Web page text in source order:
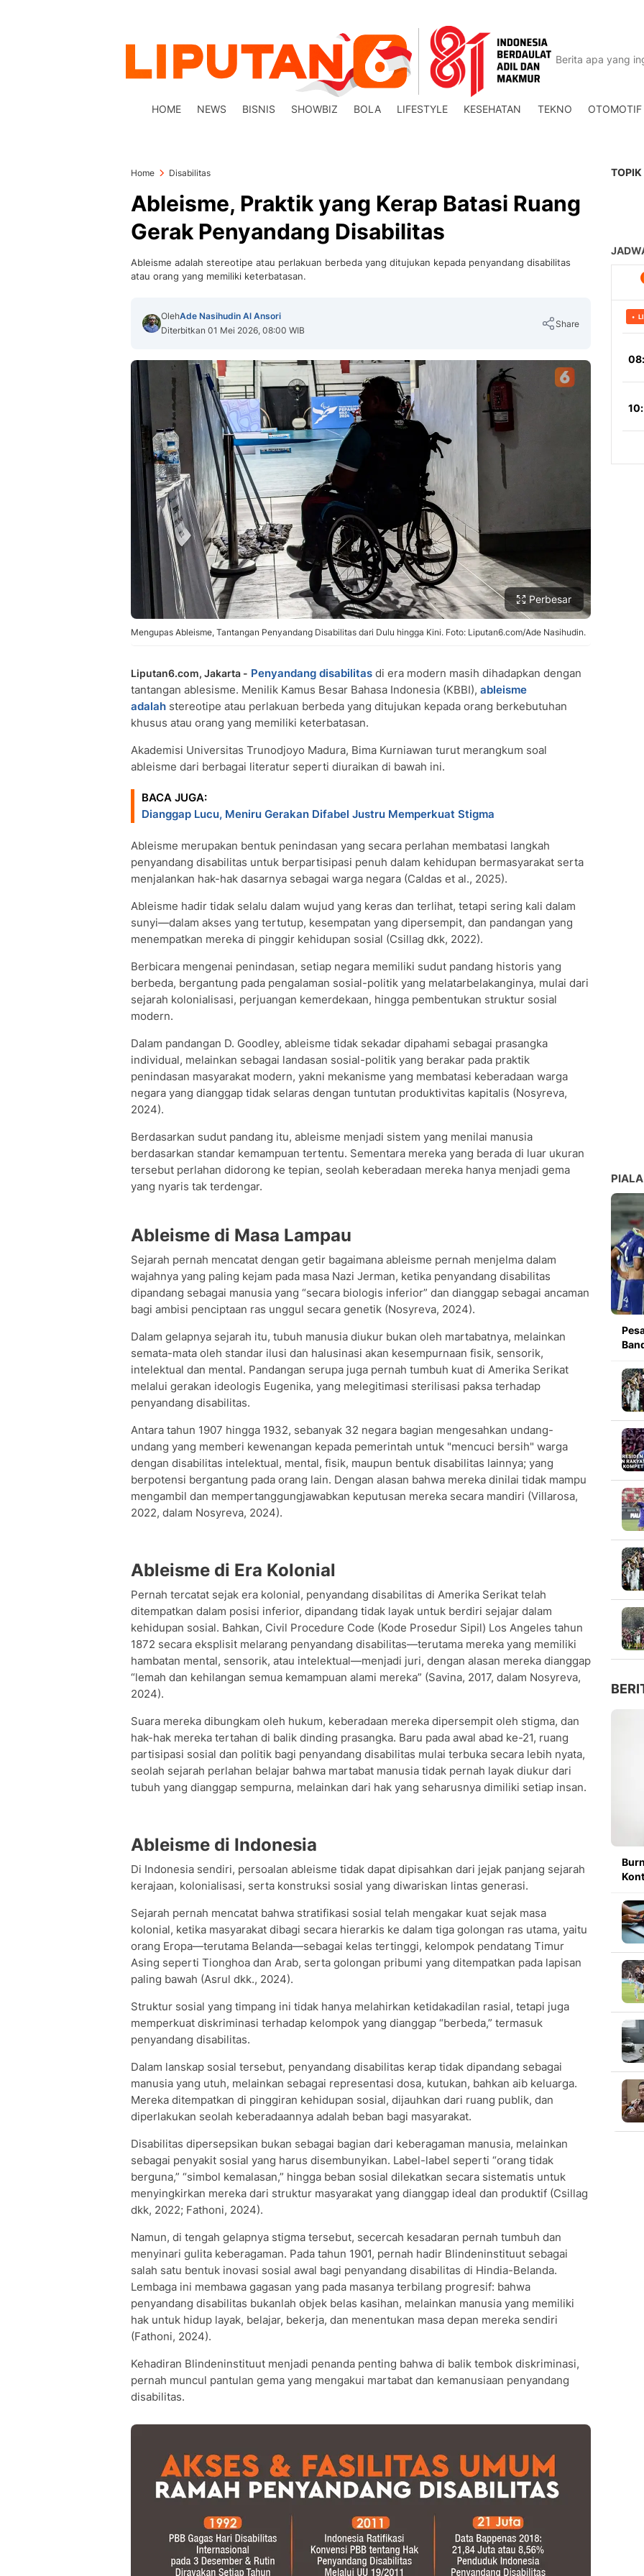
HOME NEWS BISNIS SHOWBIZ BOLA LIFESTYLE KESEHATAN TEKNO OTOMOTIF
Home Disabilitas
Ableisme, Praktik yang Kerap Batasi Ruang
Gerak Penyandang Disabilitas
Ableisme adalah stereotipe atau perlakuan berbeda yang ditujukan kepada penyandang disabilitas
atau orang yang memiliki keterbatasan.
OlehAde Nasihudin Al Ansori
Diterbitkan 01 Mei 2026, 08:00 WIB
Share
Perbesar
Mengupas Ableisme, Tantangan Penyandang Disabilitas dari Dulu hingga Kini. Foto: Liputan6.com/Ade Nasihudin.
Liputan6.com, Jakarta - Penyandang disabilitas di era modern masih dihadapkan dengan
tantangan ablesisme. Menilik Kamus Besar Bahasa Indonesia (KBBI), ableisme
adalah stereotipe atau perlakuan berbeda yang ditujukan kepada orang berkebutuhan
khusus atau orang yang memiliki keterbatasan.
Akademisi Universitas Trunodjoyo Madura, Bima Kurniawan turut merangkum soal
ableisme dari berbagai literatur seperti diuraikan di bawah ini.
BACA JUGA:
Dianggap Lucu, Meniru Gerakan Difabel Justru Memperkuat Stigma
Ableisme merupakan bentuk penindasan yang secara perlahan membatasi langkah
penyandang disabilitas untuk berpartisipasi penuh dalam kehidupan bermasyarakat serta
menjalankan hak-hak dasarnya sebagai warga negara (Caldas et al., 2025).
Ableisme hadir tidak selalu dalam wujud yang keras dan terlihat, tetapi sering kali dalam
sunyi—dalam akses yang tertutup, kesempatan yang dipersempit, dan pandangan yang
menempatkan mereka di pinggir kehidupan sosial (Csillag dkk, 2022).
Berbicara mengenai penindasan, setiap negara memiliki sudut pandang historis yang
berbeda, bergantung pada pengalaman sosial-politik yang melatarbelakanginya, mulai dari
sejarah kolonialisasi, perjuangan kemerdekaan, hingga pembentukan struktur sosial
modern.
Dalam pandangan D. Goodley, ableisme tidak sekadar dipahami sebagai prasangka
individual, melainkan sebagai landasan sosial-politik yang berakar pada praktik
penindasan masyarakat modern, yakni mekanisme yang membatasi keberadaan warga
negara yang dianggap tidak selaras dengan tuntutan produktivitas kapitalis (Nosyreva,
2024).
Berdasarkan sudut pandang itu, ableisme menjadi sistem yang menilai manusia
berdasarkan standar kemampuan tertentu. Sementara mereka yang berada di luar ukuran
tersebut perlahan didorong ke tepian, seolah keberadaan mereka hanya menjadi gema
yang nyaris tak terdengar.
Ableisme di Masa Lampau
Sejarah pernah mencatat dengan getir bagaimana ableisme pernah menjelma dalam
wajahnya yang paling kejam pada masa Nazi Jerman, ketika penyandang disabilitas
dipandang sebagai manusia yang “secara biologis inferior” dan dianggap sebagai ancaman
bagi ambisi penciptaan ras unggul secara genetik (Nosyreva, 2024).
Dalam gelapnya sejarah itu, tubuh manusia diukur bukan oleh martabatnya, melainkan
semata-mata oleh standar ilusi dan halusinasi akan kesempurnaan fisik, sensorik,
intelektual dan mental. Pandangan serupa juga pernah tumbuh kuat di Amerika Serikat
melalui gerakan ideologis Eugenika, yang melegitimasi sterilisasi paksa terhadap
penyandang disabilitas.
Antara tahun 1907 hingga 1932, sebanyak 32 negara bagian mengesahkan undang-
undang yang memberi kewenangan kepada pemerintah untuk "mencuci bersih" warga
dengan disabilitas intelektual, mental, fisik, maupun bentuk disabilitas lainnya; yang
berpotensi bergantung pada orang lain. Dengan alasan bahwa mereka dinilai tidak mampu
mengambil dan mempertanggungjawabkan keputusan mereka secara mandiri (Villarosa,
2022, dalam Nosyreva, 2024).
Ableisme di Era Kolonial
Pernah tercatat sejak era kolonial, penyandang disabilitas di Amerika Serikat telah
ditempatkan dalam posisi inferior, dipandang tidak layak untuk berdiri sejajar dalam
kehidupan sosial. Bahkan, Civil Procedure Code (Kode Prosedur Sipil) Los Angeles tahun
1872 secara eksplisit melarang penyandang disabilitas—terutama mereka yang memiliki
hambatan mental, sensorik, atau intelektual—menjadi juri, dengan alasan mereka dianggap
“lemah dan kehilangan semua kemampuan alami mereka” (Savina, 2017, dalam Nosyreva,
2024).
Suara mereka dibungkam oleh hukum, keberadaan mereka dipersempit oleh stigma, dan
hak-hak mereka tertahan di balik dinding prasangka. Baru pada awal abad ke-21, ruang
partisipasi sosial dan politik bagi penyandang disabilitas mulai terbuka secara lebih nyata,
seolah sejarah perlahan belajar bahwa martabat manusia tidak pernah layak diukur dari
tubuh yang dianggap sempurna, melainkan dari hak yang seharusnya dimiliki setiap insan.
Ableisme di Indonesia
Di Indonesia sendiri, persoalan ableisme tidak dapat dipisahkan dari jejak panjang sejarah
kerajaan, kolonialisasi, serta konstruksi sosial yang diwariskan lintas generasi.
Sejarah pernah mencatat bahwa stratifikasi sosial telah mengakar kuat sejak masa
kolonial, ketika masyarakat dibagi secara hierarkis ke dalam tiga golongan ras utama, yaitu
orang Eropa—terutama Belanda—sebagai kelas tertinggi, kelompok pendatang Timur
Asing seperti Tionghoa dan Arab, serta golongan pribumi yang ditempatkan pada lapisan
paling bawah (Asrul dkk., 2024).
Struktur sosial yang timpang ini tidak hanya melahirkan ketidakadilan rasial, tetapi juga
memperkuat diskriminasi terhadap kelompok yang dianggap “berbeda,” termasuk
penyandang disabilitas.
Dalam lanskap sosial tersebut, penyandang disabilitas kerap tidak dipandang sebagai
manusia yang utuh, melainkan sebagai representasi dosa, kutukan, bahkan aib keluarga.
Mereka ditempatkan di pinggiran kehidupan sosial, dijauhkan dari ruang publik, dan
diperlakukan seolah keberadaannya adalah beban bagi masyarakat.
Disabilitas dipersepsikan bukan sebagai bagian dari keberagaman manusia, melainkan
sebagai penyakit sosial yang harus disembunyikan. Label-label seperti “orang tidak
berguna,” “simbol kemalasan,” hingga beban sosial dilekatkan secara sistematis untuk
menyingkirkan mereka dari struktur masyarakat yang dianggap ideal dan produktif (Csillag
dkk, 2022; Fathoni, 2024).
Namun, di tengah gelapnya stigma tersebut, secercah kesadaran pernah tumbuh dan
menyinari gulita keberagaman. Pada tahun 1901, pernah hadir Blindeninstituut sebagai
salah satu bentuk inovasi sosial awal bagi penyandang disabilitas di Hindia-Belanda.
Lembaga ini membawa gagasan yang pada masanya terbilang progresif: bahwa
penyandang disabilitas bukanlah objek belas kasihan, melainkan manusia yang memiliki
hak untuk hidup layak, belajar, bekerja, dan menentukan masa depan mereka sendiri
(Fathoni, 2024).
Kehadiran Blindeninstituut menjadi penanda penting bahwa di balik tembok diskriminasi,
pernah muncul pantulan gema yang mengakui martabat dan kemanusiaan penyandang
disabilitas.
TOPIK